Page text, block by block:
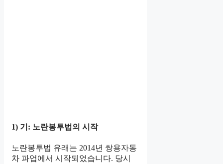
1) 기: 노란봉투법의 시작
노란봉투법 유래는 2014년 쌍용자동
차 파업에서 시작되었습니다. 당시